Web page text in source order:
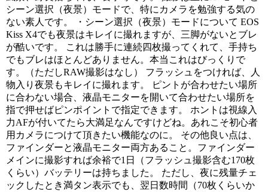
シーン選択（夜景）モードで、特にカメラを勉強する気の
ない素人です。 ・シーン選択（夜景）モードについて EOS
Kiss X4でも夜景はキレイに撮れますが、三脚がないとブレ
が酷いです。 これは勝手に連続四枚撮ってくれて、手持ち
でもブレはほとんどありません。本当これはびっくりで
す。（ただしRAW撮影はなし） フラッシュをつければ、人
物入り夜景もキレイに撮れます。 ピントが合わせたい場所
に合わない場合、液晶モニターを開いて合わせたい場所を
指で押せばピンポイントで指定できます。 ホントは視線入
力AFが付いてたら大満足なんですけどね。あれこそ初心者
用カメラにつけて頂きたい機能なのに。 その他良い点は、
ファインダーと液晶モニター両方あること。ファインダー
メインに撮影すれば余裕で1日（フラッシュ撮影含む170枚
くらい）バッテリーは持ちました。 ただし、夜に残量チェ
ックしたとき満タン表示でも、翌日数時間（70枚くらいか